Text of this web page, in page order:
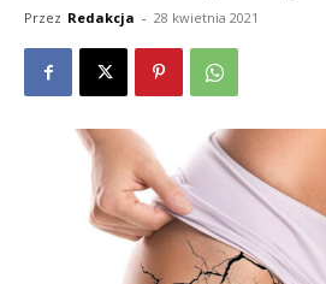
Przez Redakcja - 28 kwietnia 2021